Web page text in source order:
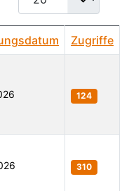
Zugriffe
124
310